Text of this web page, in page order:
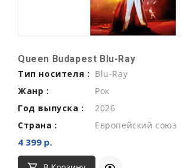
Queen Budapest Blu-Ray
Тип носителя : Blu-Ray
Жанр :
Рок
Год выпуска :
2026
Страна :
Европейский союз
4 399 р.